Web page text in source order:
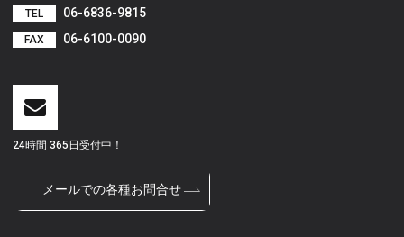
TEL 06-6836-9815
FAX 06-6100-0090
24時間 365日受付中！
メールでの各種お問合せ